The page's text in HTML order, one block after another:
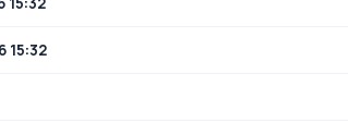
15:32